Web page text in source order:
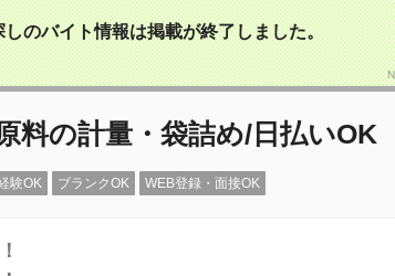
しのバイト情報は掲載が終了しました。
料の計量・袋詰め/日払いOK
験OK ブランクOK WEB登録・面接OK